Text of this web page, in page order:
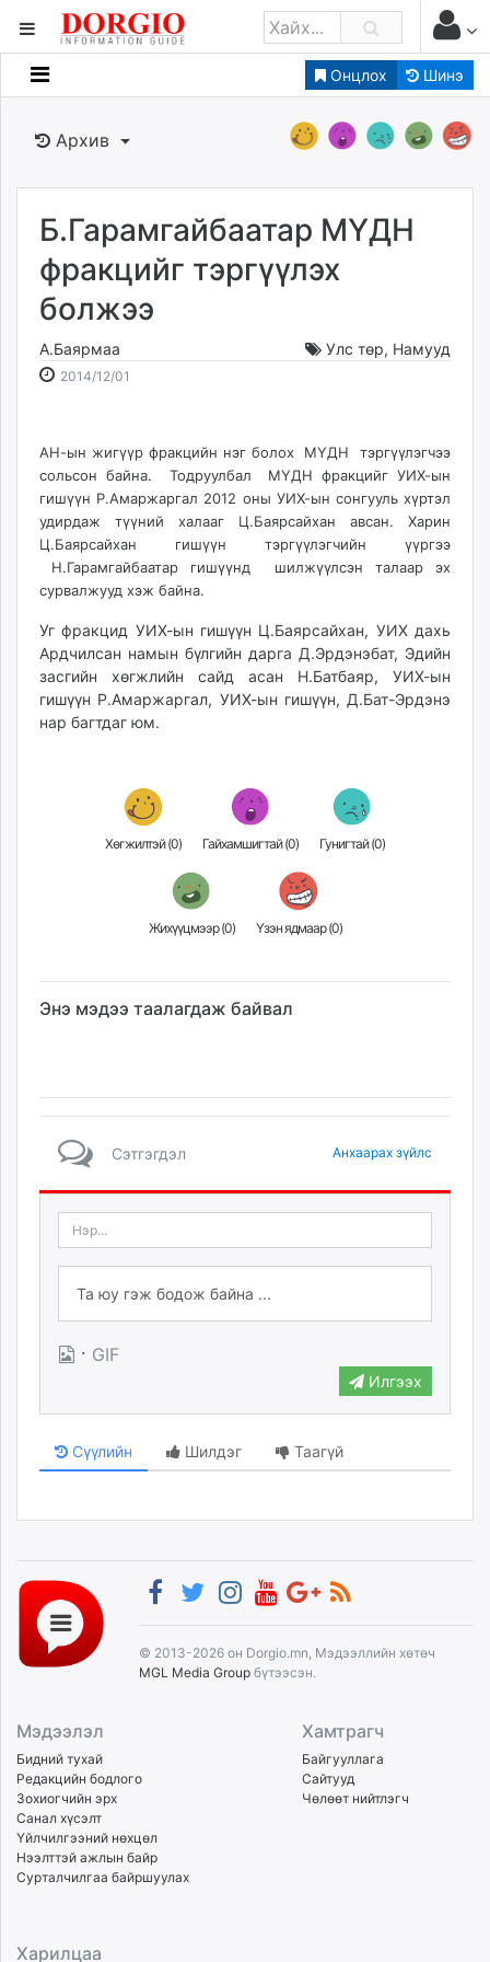
Онцлох Шинэ
Мэдээллийн
Банк санхүү
Бизнес ААН
Төрийн
Нийслэлийн
dorgio.mn
Gogo.mn
caak.mn
Baabar.mn
tovch.mn
ikon.mn
mnb.mn
Livetv.mn
Eguur.mn
shuud.mn
eagle.mn
ergelt.mn
zarig.mn
unuudur.mn
tumen.mn
shuum.mn
times.mn
tvmongolia.mn
mass.mn
assa.mn
tac.mn
unread.today
Архив
Б.Гарамгайбаатар МҮДН
фракцийг тэргүүлэх
болжээ
А.Баярмаа Улс төр, Намууд
2014/12/01
16:56:38
20:08:48
АН-ын жигүүр фракцийн нэг болох МҮДН тэргүүлэгчээ
сольсон байна. Тодруулбал МҮДН фракцийг УИХ-ын
гишүүн Р.Амаржаргал 2012 оны УИХ-ын сонгууль хүртэл
удирдаж түүний халааг Ц.Баярсайхан авсан. Харин
Ц.Баярсайхан гишүүн тэргүүлэгчийн үүргээ
Н.Гарамгайбаатар гишүүнд шилжүүлсэн талаар эх
сурвалжууд хэж байна.
Уг фракцид УИХ-ын гишүүн Ц.Баярсайхан, УИХ дахь
Ардчилсан намын бүлгийн дарга Д.Эрдэнэбат, Эдийн
засгийн хөгжлийн сайд асан Н.Батбаяр, УИХ-ын
гишүүн Р.Амаржаргал, УИХ-ын гишүүн, Д.Бат-Эрдэнэ
нар багтдаг юм.
Хөгжилтэй (0) Гайхамшигтай (0) Гунигтай (0)
Жихүүцмээр (0) Үзэн ядмаар (0)
Энэ мэдээ таалагдаж байвал
Сэтгэгдэл Анхаарах зүйлс
· GIF
Илгээх
Сүүлийн Шилдэг Таагүй
© 2013-2026 он Dorgio.mn, Мэдээллийн хөтөч
MGL Media Group бүтээсэн.
Мэдээлэл
Бидний тухай
Редакцийн бодлого
Зохиогчийн эрх
Санал хүсэлт
Үйлчилгээний нөхцөл
Нээлттэй ажлын байр
Сурталчилгаа байршуулах
Хамтрагч
Байгууллага
Сайтууд
Чөлөөт нийтлэгч
Харилцаа